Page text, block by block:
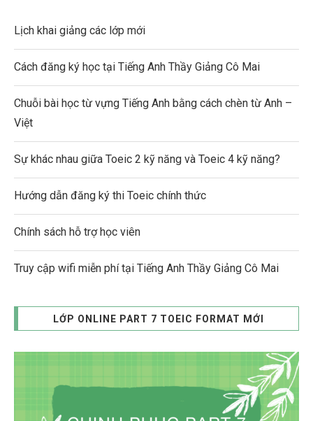
Lịch khai giảng các lớp mới
Cách đăng ký học tại Tiếng Anh Thầy Giảng Cô Mai
Chuỗi bài học từ vựng Tiếng Anh bằng cách chèn từ Anh –
Việt
Sự khác nhau giữa Toeic 2 kỹ năng và Toeic 4 kỹ năng?
Hướng dẫn đăng ký thi Toeic chính thức
Chính sách hỗ trợ học viên
Truy cập wifi miễn phí tại Tiếng Anh Thầy Giảng Cô Mai
LỚP ONLINE PART 7 TOEIC FORMAT MỚI